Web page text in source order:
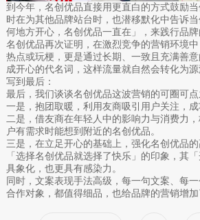
到今年，名创优品直接用更直白的方式鼓励
时在为其他品牌站台时，也潜移默化中告诉
何地方开心，名创优品一直在」，来践行品牌
名创优品再次证明，在激烈竞争的营销环境
热点或玩梗，更是通过长期、一致且充满善
成开心的代名词，这样流量就自然会转化为源
写到最后：
最后，我们谈谈名创优品这波营销的可圈可点
一是，抱团取暖，利用友商吸引用户关注，成
二是，借友商在年轻人中的影响力与消费力
户有需求时能想到附近的名创优品。
三是，在立足开心的基础上，强化名创优品
「选择名创优品就选择了快乐」的印象，其
具象化，也更具有感染力。
同时，文案表现手法高级，每一句文案、每
合作对象，都值得细品，也给品牌的营销增加